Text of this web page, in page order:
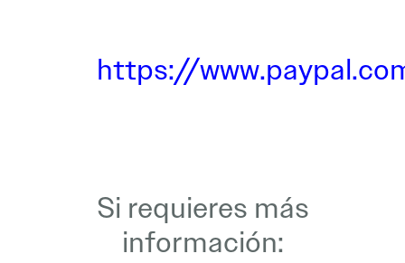
https://
Si requieres más
información: